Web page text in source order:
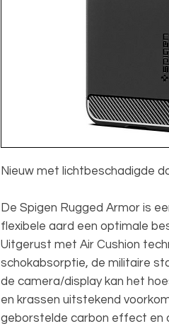
Nieuw met lichtbeschadigde
De Spigen Rugged Armor is
flexibele aard een optimale
Uitgerust met Air Cushion
schokabsorptie, de militaire
de camera/display kan het
en krassen uitstekend
geborstelde carbon effect en